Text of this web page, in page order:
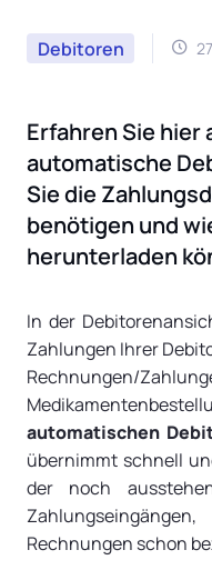
Debitoren
Erfahren Sie hier
automatische
Sie die
benötigen und
herunterladen
In der
Zahlungen Ihrer
Rechnungen/
automatischen
übernimmt schnell
der noch
Rechnungen schon